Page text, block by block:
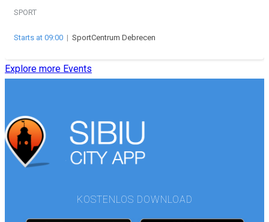
SPORT
Starts at 09:00 | SportCentrum Debrecen
Explore more Events
KOSTENLOS DOWNLOAD